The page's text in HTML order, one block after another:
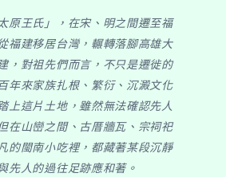
根
源
之
旅
原王氏」，在宋、明之間遷至福
福建移居台灣，輾轉落腳高雄大
，對祖先們而言，不只是遷徙的
年來家族扎根、繁衍、沉澱文化
上這片土地，雖然無法確認先人
在山巒之間、古厝牆瓦、宗祠祀
的閩南小吃裡，都藏著某段沉靜
先人的過往足跡應和著。